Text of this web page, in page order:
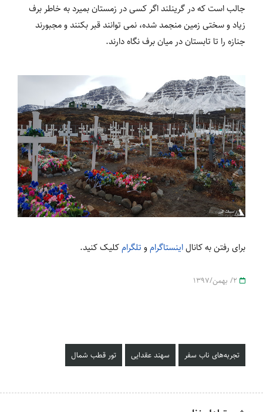
جالب است که در گرینلند اگر کسی در زمستان بمیرد به خاطر برف
زیاد و سختی زمین منجمد شده، نمی توانند قبر بکنند و مجبورند
جنازه را تا تابستان در میان برف نگاه دارند.
برای رفتن به کانالاینستاگرامو تلگرامکلیک کنید.
تجربه‌های ناب سفر سهند عقدایی تور قطب شمال